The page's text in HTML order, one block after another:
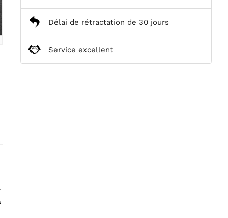
Délai de rétractation de 30 jours
Service excellent